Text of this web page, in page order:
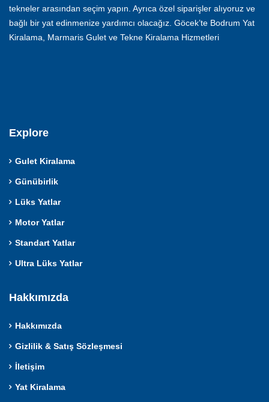
tekneler arasından seçim yapın. Ayrıca özel siparişler alıyoruz ve
bağlı bir yat edinmenize yardımcı olacağız. Göcek’te Bodrum Yat
Kiralama, Marmaris Gulet ve Tekne Kiralama Hizmetleri
Explore
Gulet Kiralama
Günübirlik
Lüks Yatlar
Motor Yatlar
Standart Yatlar
Ultra Lüks Yatlar
Hakkımızda
Hakkımızda
Gizlilik & Satış Sözleşmesi
İletişim
Yat Kiralama